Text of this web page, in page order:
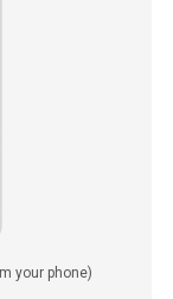
your phone)